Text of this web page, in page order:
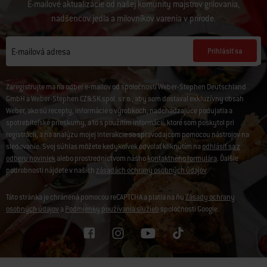
E-mailové aktualizácie od našej komunity majstrov grilovania,
nadšencov jedla a milovníkov varenia v prírode.
E-mailová adresa Prihlásiť sa
Zaregistrujte ma na odber e-mailov od spoločností Weber-Stephen Deutschland
GmbH a Weber-Stephen CZ&SK spol. s r.o., aby som dostával exkluzívny obsah
Weber, ako sú recepty, informácie o výrobkoch, nadchádzajúce podujatia a
spotrebiteľské prieskumy, a to s použitím informácií, ktoré som poskytol pri
registrácii, a na analýzu mojej interakcie so spravodajcom pomocou nástrojov na
sledovanie. Svoj súhlas môžete kedykoľvek odvolať kliknutím naodhlásiť sa z
odberu noviniekalebo prostredníctvom nášhokontaktného formulára. Ďalšie
podrobnosti nájdete v našich zásadách ochrany osobných údajov.
Táto stránka je chránená pomocou reCAPTCHA a platia na ňuZásady ochrany
osobných údajova Podmienky používania služieb spoločnosti Google.